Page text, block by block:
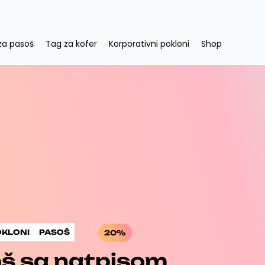
pasoš Tag za kofer Korporativni pokloni Shop
PASOŠ 20%